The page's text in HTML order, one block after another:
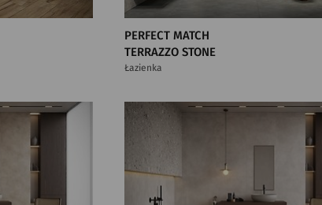
PERFECT MATCH
TERRAZZO STONE
Łazienka